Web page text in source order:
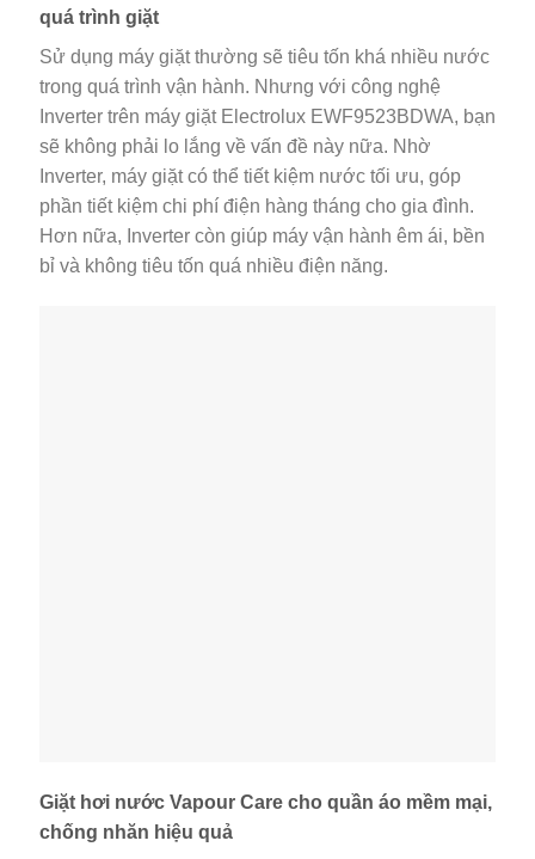
quá trình giặt
Sử dụng máy giặt thường sẽ tiêu tốn khá nhiều nước
trong quá trình vận hành. Nhưng với công nghệ
Inverter trên máy giặt Electrolux EWF9523BDWA, bạn
sẽ không phải lo lắng về vấn đề này nữa. Nhờ
Inverter, máy giặt có thể tiết kiệm nước tối ưu, góp
phần tiết kiệm chi phí điện hàng tháng cho gia đình.
Hơn nữa, Inverter còn giúp máy vận hành êm ái, bền
bỉ và không tiêu tốn quá nhiều điện năng.
Giặt hơi nước Vapour Care cho quần áo mềm mại,
chống nhăn hiệu quả